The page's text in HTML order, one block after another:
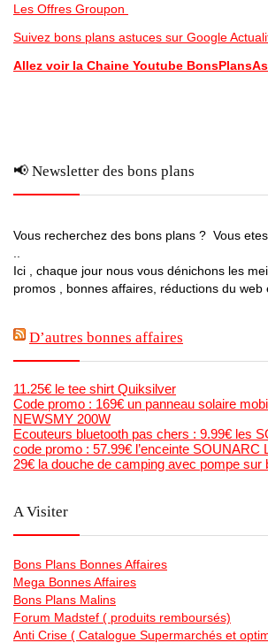
Les Offres Groupon
Suivez bons plans astuces sur Google
Allez voir la Chaine Youtube
📢 Newsletter des bons plans
Vous recherchez des bons plans ? Vous
Ici , chaque jour nous vous dénichons les
promos , bonnes affaires, réductions du web
D’autres bonnes affaires
11.25€ le tee shirt Quiksilver
Code promo : 169€ un panneau solaire
NEWSMY 200W
Ecouteurs bluetooth pas chers : 9.99€ les
code promo : 57.99€ l’enceinte SOUNARC
29€ la douche de camping avec pompe sur
A Visiter
Bons Plans Bonnes Affaires
Mega Bonnes Affaires
Bons Plans Malins
Forum Madstef ( produits remboursés)
Anti Crise ( Catalogue Supermarchés et